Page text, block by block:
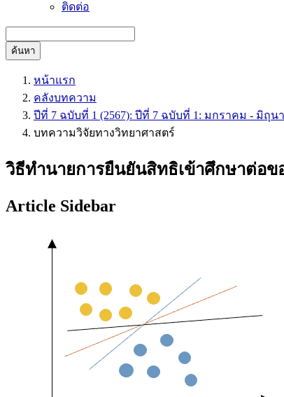
ติดต่อ
ค้นหา
หน้าแรก
คลังบทความ
ปีที่ 7 ฉบับที่ 1 (2567): ปีที่ 7 ฉบับที่ 1: มกราคม - มิถุน
บทความวิจัยทางวิทยาศาสตร์
วิธีทำนายการยืนยันสิทธิเข้าศึกษาต่อข
Article Sidebar